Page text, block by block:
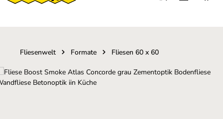
Fliesenwelt Formate Fliesen 60 x 60
Bildergalerie überspringen